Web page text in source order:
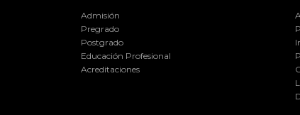
Admisión
Pregrado
Postgrado
Educación Profesional
Acreditaciones